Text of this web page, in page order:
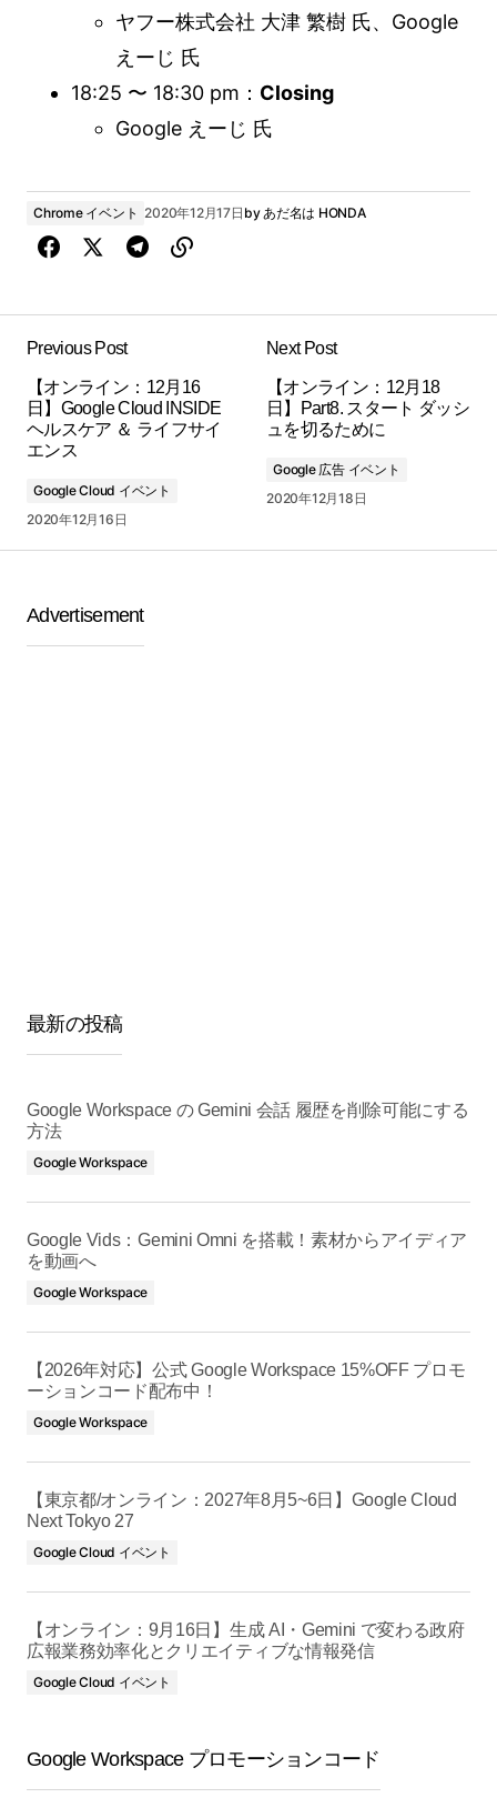
ヤフー株式会社 大津 繁樹 氏、Google
えーじ 氏
18:25 〜 18:30 pm： Closing
Google えーじ 氏
Chrome イベント 2020年12月17日 byあだ名は HONDA
Previous Post
【オンライン：12月16
日】Google Cloud INSIDE
ヘルスケア ＆ ライフサイ
エンス
Google Cloud イベント
2020年12月16日
Next Post
【オンライン：12月18
日】Part8. スタート ダッシ
ュを切るために
Google 広告 イベント
2020年12月18日
Advertisement
最新の投稿
Google Workspace の Gemini 会話 履歴を削除可能にする
方法
Google Workspace
Google Vids：Gemini Omni を搭載！素材からアイディア
を動画へ
Google Workspace
【2026年対応】公式 Google Workspace 15%OFF プロモ
ーションコード配布中！
Google Workspace
【東京都/オンライン：2027年8月5~6日】Google Cloud
Next Tokyo 27
Google Cloud イベント
【オンライン：9月16日】生成 AI・Gemini で変わる政府
広報業務効率化とクリエイティブな情報発信
Google Cloud イベント
Google Workspace プロモーションコード